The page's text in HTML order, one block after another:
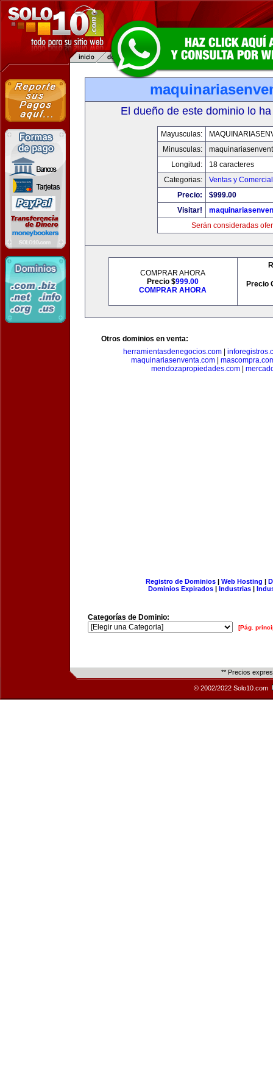
El dueño de este dominio lo
Mayusculas:
Minusculas:
Longitud:
18 caracteres
Categorias:
Ventas y
Precio:
$999.00
Visitar!
Serán consideradas
COMPRAR AHORA
Precio $999.00
COMPRAR AHORA
Precio
Otros dominios en venta:
herramientasdenegocios.com|
maquinariasenventa.com|
mendozapropiedades.com|
Registro de Dominios| Web Hosting |
Dominios Expirados | Industrias |
Categorías de Dominio:
[Pág.
** Precios
© 2002/2022 Solo10.com